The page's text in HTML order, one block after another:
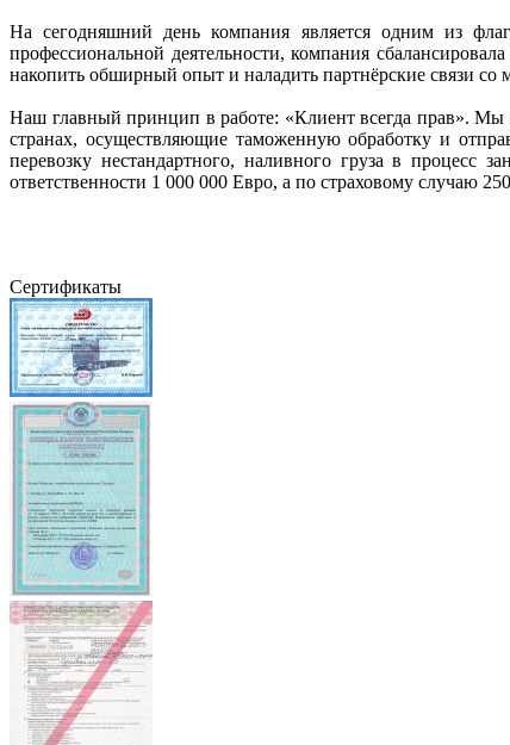
На сегодняшний день компания является одним из
профессиональной деятельности, компания
накопить обширный опыт и наладить партнёрские связи
Наш главный принцип в работе: «Клиент всегда прав». Мы
странах, осуществляющие таможенную обработку и
перевозку нестандартного, наливного груза в
ответственности 1 000 000 Евро, а по страховому случаю
Сертификаты